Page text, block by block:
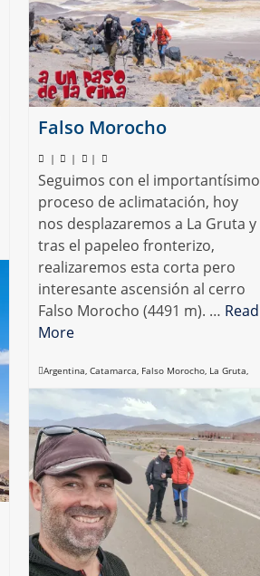
Falso Morocho
| | |
Seguimos con el importantísimo
proceso de aclimatación, hoy
nos desplazaremos a La Gruta y
tras el papeleo fronterizo,
realizaremos esta corta pero
interesante ascensión al cerro
Falso Morocho (4491 m). … Read
More
Argentina, Catamarca, Falso Morocho, La Gruta,